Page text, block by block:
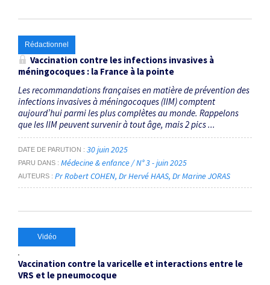
Rédactionnel
Vaccination contre les infections invasives à
méningocoques : la France à la pointe
Les recommandations françaises en matière de prévention des
infections invasives à méningocoques (IIM) comptent
aujourd’hui parmi les plus complètes au monde. Rappelons
que les IIM peuvent survenir à tout âge, mais 2 pics ...
DATE DE PARUTION 30 juin 2025
PARU DANS Médecine & enfance / N° 3 - juin 2025
AUTEURS Pr Robert COHEN Dr Hervé HAAS Dr Marine JORAS
Vidéo
Vaccination contre la varicelle et interactions entre le
VRS et le pneumocoque